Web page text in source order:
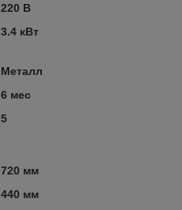
220 В
3.4 кВт
Металл
6 мес
5
720 мм
440 мм